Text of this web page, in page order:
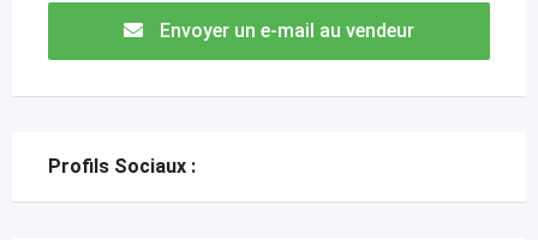
Envoyer un e-mail au vendeur
Profils Sociaux :